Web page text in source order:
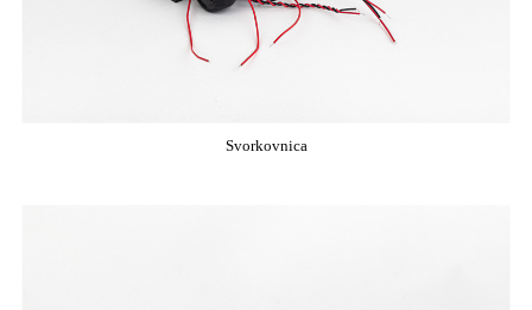
Svorkovnica